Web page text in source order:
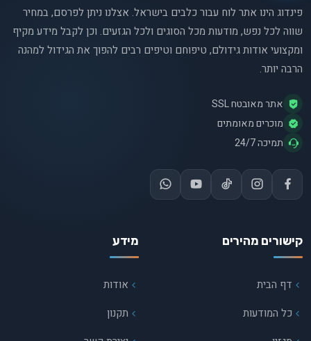
פינדוג הינו אתר לוח עבור כלבים בישראל. אצלנו ניתן לפרסם, במחיר
שווה לכל נפש, מודעות מכל הסוגים ולכל הגזעים. וכן לקבל מידע מקיף
ומקצועי אודות גידולם, טיפוחם וטיפים רבים להפוך את הגידול למהנה
הרבה יותר.
אתר מאובטח SSL
מוכרים מאומתים
תמיכה 24/7
קישורים מהירים
דף הבית
כל המודעות
מידע
אודות
תקנון